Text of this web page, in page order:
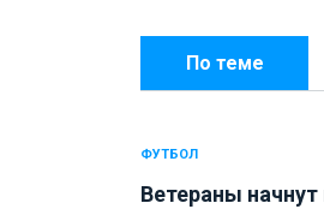
По теме
ФУТБОЛ
Ветераны начнут